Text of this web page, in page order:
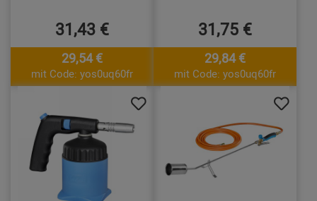
31,43 €
29,54 €
mit Code: yos0uq60fr
31,75 €
29,84 €
mit Code: yos0uq60fr